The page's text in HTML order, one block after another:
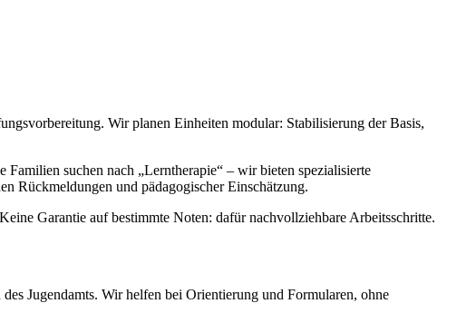
Wir planen Einheiten modular: Stabilisierung der Basis,
suchen nach „Lerntherapie“ – wir bieten spezialisierte
Rückmeldungen und pädagogischer Einschätzung.
Garantie auf bestimmte Noten: dafür nachvollziehbare Arbeitsschritte.
Jugendamts. Wir helfen bei Orientierung und Formularen, ohne